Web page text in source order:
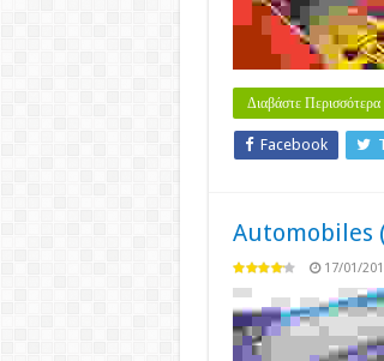
Διαβάστε Περισσότερα
Facebook
Automobiles
17/01/